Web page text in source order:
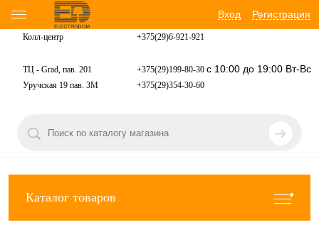
Вход Регистрация
Колл-центр +375(29)6-921-921
ТЦ - Grad, пав. 201 +375(29)199-80-30 с 10:00 до 19:00 Вт-Вс
Уручская 19 пав. 3М +375(29)354-30-60
Каталог товаров